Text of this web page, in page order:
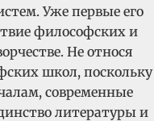
Уже первые его
философских и
Не относя
школ, поскольку
современные
литературы и